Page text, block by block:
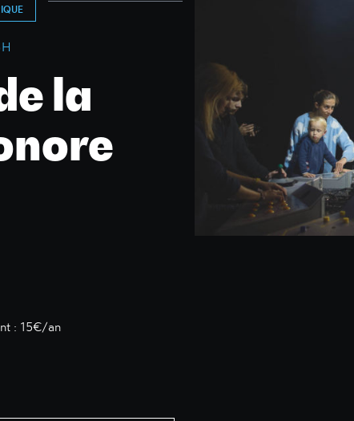
la
: 15€/an